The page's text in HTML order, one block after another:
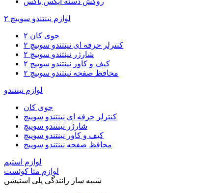
لوازم نینتندو سوییچ ۲
جوی کان ۲
کنترلر حرفه ای نینتندو سوییچ ۲
شارژر نینتندو سوییچ ۲
کیف و کاور نینتندو سوییچ ۲
محافظ صفحه نینتندو سوییچ ۲
لوازم نینتندو
جوی کان
کنترلر حرفه ای نینتندو سوییچ
شارژر نینتندو سوییچ
کیف و کاور نینتندو سوییچ
محافظ صفحه نینتندو سوییچ
لوازم استیم
لوازم متا کوئست
شبیه ساز رانندگی پلی استیشن